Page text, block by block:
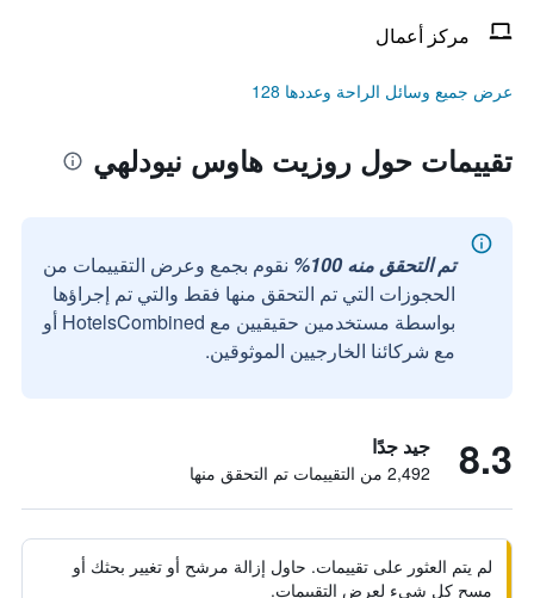
مركز أعمال
عرض جميع وسائل الراحة وعددها 128
تقييمات حول روزيت هاوس نيودلهي
تم التحقق منه 100%
نقوم بجمع وعرض التقييمات من
الحجوزات التي تم التحقق منها فقط والتي تم إجراؤها
بواسطة مستخدمين حقيقيين مع HotelsCombined أو
مع شركائنا الخارجيين الموثوقين.
8.3 جيد جدًا
2,492 من التقييمات تم التحقق منها
لم يتم العثور على تقييمات. حاول إزالة مرشح أو تغيير بحثك أو
مسح كل شيء لعرض التقييمات.